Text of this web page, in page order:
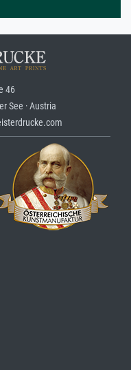
46
See · Austria